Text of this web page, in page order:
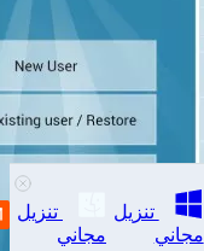
تنزيل
مجاني
تنزيل
مجاني